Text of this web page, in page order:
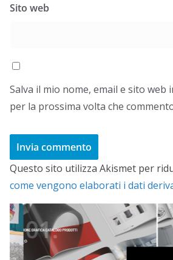
Sito web
Salva il mio nome, email e sito web
per la prossima volta che
Questo sito utilizza Akismet per
come vengono elaborati i dati